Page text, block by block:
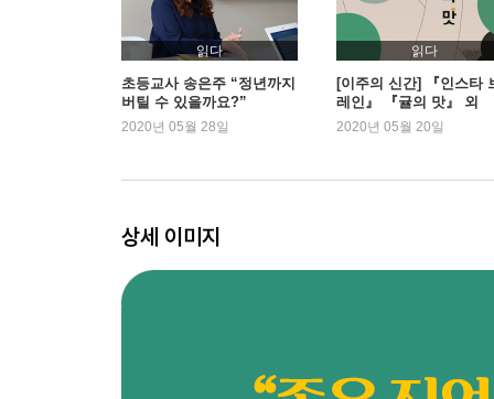
님아, 정년을 꿈꾸지 마오
교사 이후의 삶을 준비해야 하는 이유
스승의 날에 선생님은 어디 계세요?
내 수업을 내 수업이라 부르지 못하고
교권은 원래 흔들리는 것이다
선생님이 없었던 사람은 없다
늙은 선생님 젊은 선생님
왜 여자 선생님이 이렇게 많을까?
지금은 업무시간이 아니오니
읽다
초등교사 송은주 “정년까지
버틸 수 있을까요?”
2020년 05월 28일
읽다
[이주의 신간] 『인스타
레인』 『귤의 맛』 외
2020년 05월 20일
상세 이미지